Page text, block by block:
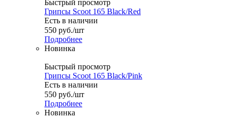
Быстрый просмотр
Грипсы Scoot 165 Black/Red
Есть в наличии
550 руб./шт
Подробнее
Новинка
Быстрый просмотр
Грипсы Scoot 165 Black/Pink
Есть в наличии
550 руб./шт
Подробнее
Новинка